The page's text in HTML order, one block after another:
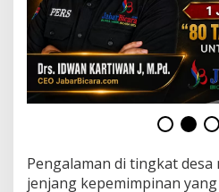
e
s
d
a
n
K
p
e
Pengalaman di tingkat desa
jenjang kepemimpinan